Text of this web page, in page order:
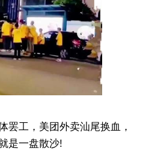
罢工，美团外卖汕尾换血，
是一盘散沙!